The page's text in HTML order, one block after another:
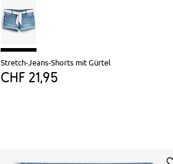
Stretch-Jeans-Shorts mit Gürtel
CHF 21,95